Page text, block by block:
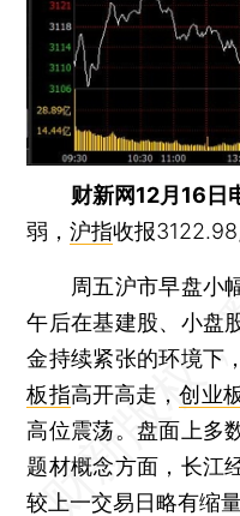
财新网12月16日
弱，沪指收报3122.98
周五沪市早盘小幅
午后在基建股、小盘
金持续紧张的环境下
板指高开高走，创业
高位震荡。盘面上多
题材概念方面，长江
较上一交易日略有缩量